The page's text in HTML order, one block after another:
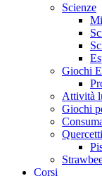
Scienze
Giochi
Attività
Giochi
Quercetti
Corsi